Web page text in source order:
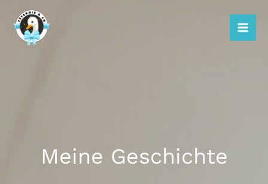
Inhalt
springen
Meine Geschichte